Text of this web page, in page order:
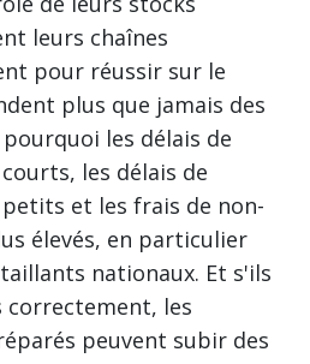
leurs chaînes
pour réussir sur le
plus que jamais des
les délais de
les délais de
et les frais de non-
élevés, en particulier
nationaux. Et s'ils
les
peuvent subir des